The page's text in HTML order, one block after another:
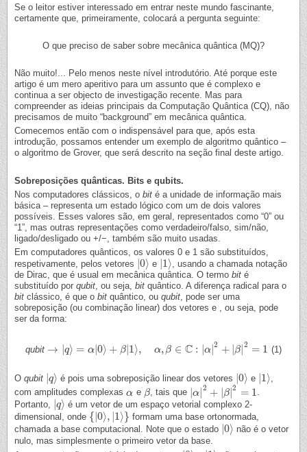
Se o leitor estiver interessado em entrar neste mundo fascinante,
certamente que, primeiramente, colocará a pergunta seguinte:
O que preciso de saber sobre mecânica quântica (MQ)?
Não muito!... Pelo menos neste nível introdutório. Até porque este
artigo é um mero aperitivo para um assunto que é complexo e
continua a ser objecto de investigação recente. Mas para
compreender as ideias principais da Computação Quântica (CQ), não
precisamos de muito “background” em mecânica quântica.
Comecemos então com o indispensável para que, após esta
introdução, possamos entender um exemplo de algoritmo quântico –
o algoritmo de Grover, que será descrito na seção final deste artigo.
Sobreposições quânticas. Bits e qubits.
Nos computadores clássicos, o bit é a unidade de informação mais
básica – representa um estado lógico com um de dois valores
possíveis. Esses valores são, em geral, representados como “0” ou
“1”, mas outras representações como verdadeiro/falso, sim/não,
ligado/desligado ou +/−, também são muito usadas.
Em computadores quânticos, os valores 0 e 1 são substituídos,
respetivamente, pelos vetores 0⟩
0⟩ e 1 ⟩
1⟩
, usando a chamada notação
de Dirac, que é usual em mecânica quântica. O termo bit é
substituído por qubit, ou seja, bit quântico. A diferença radical para o
bit clássico, é que o bit quântico, ou qubit, pode ser uma
sobreposição (ou combinação linear) dos vetores e , ou seja, pode
ser da forma:
qubit → q⟩ = α| 0⟩ + β 1 ⟩, α, β ∈ C : α| 2 + β
2 = 1
→| ⟩=α|0 ⟩+β|1⟩ ,α, β∈C:| 2+|β|2 =1 (1)
O qubit q⟩
q⟩ é pois uma sobreposição linear dos vetores |0⟩
0⟩ e 1 ⟩
1⟩
com amplitudes complexas α
α e β
β, tais que α| 2 + β| 2 = 1
α|2+ |β| =1
.
Portanto,
q⟩
q⟩ é um vetor de um espaço vetorial complexo 2-
dimensional, onde { 0⟩, 1⟩}
{| 0⟩,|1 }
formam uma base ortonormada,
chamada a base computacional. Note que o estado 0⟩
0⟩ não é o vetor
nulo, mas simplesmente o primeiro vetor da base.